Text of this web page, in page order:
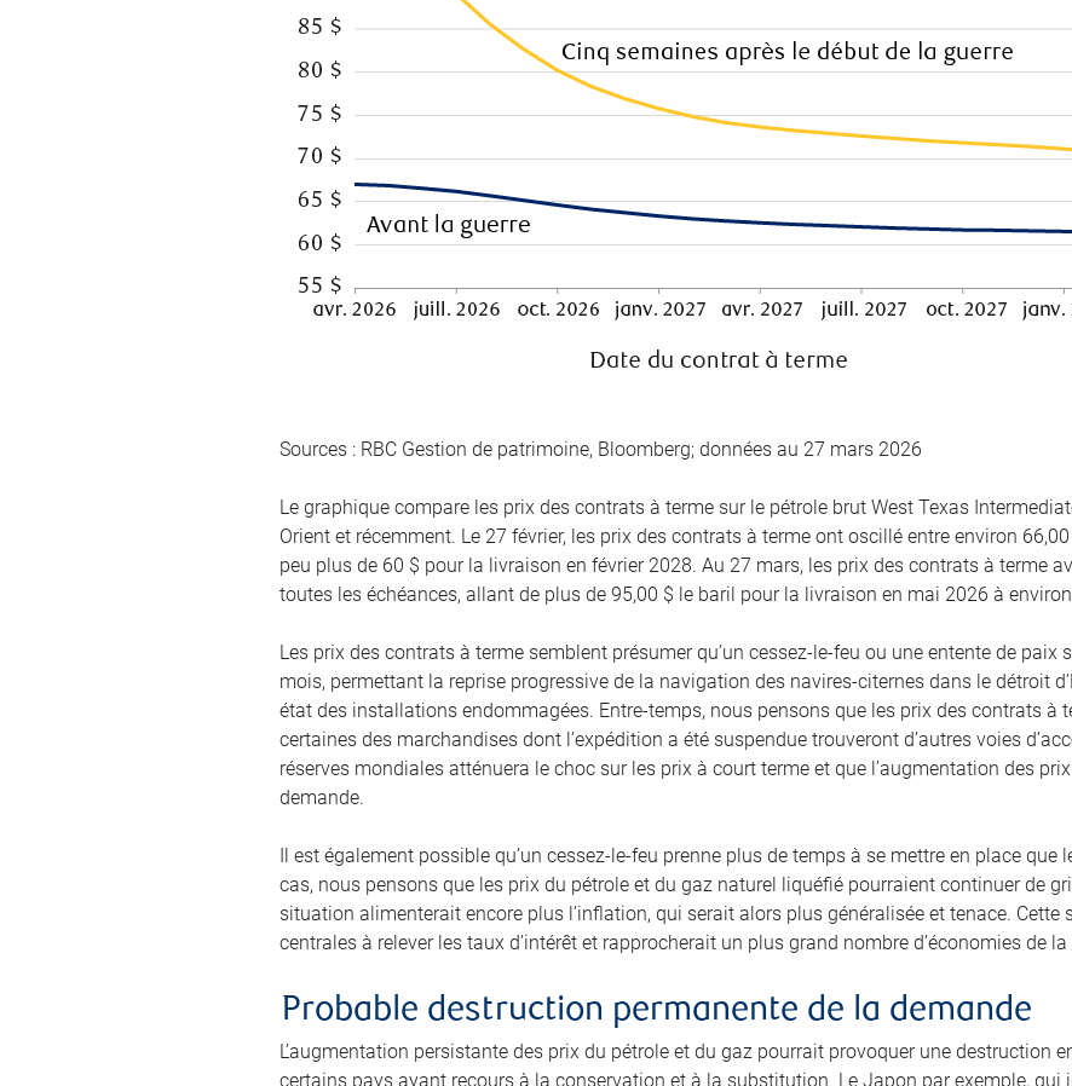
Sources : RBC Gestion de patrimoine, Bloomberg; données au 27 mars 2026
Le graphique compare les prix des contrats à terme sur le pétrole brut West Texas
Orient et récemment. Le 27 février, les prix des contrats à terme ont oscillé entre environ
peu plus de 60 $ pour la livraison en février 2028. Au 27 mars, les prix des contrats à terme
toutes les échéances, allant de plus de 95,00 $ le baril pour la livraison en mai 2026 à
Les prix des contrats à terme semblent présumer qu’un cessez-le-feu ou une entente de
mois, permettant la reprise progressive de la navigation des navires-citernes dans le détroit
état des installations endommagées. Entre-temps, nous pensons que les prix des contrats à
certaines des marchandises dont l’expédition a été suspendue trouveront d’autres voies
réserves mondiales atténuera le choc sur les prix à court terme et que l’augmentation des
demande.
Il est également possible qu’un cessez-le-feu prenne plus de temps à se mettre en place que
cas, nous pensons que les prix du pétrole et du gaz naturel liquéfié pourraient continuer de
situation alimenterait encore plus l’inflation, qui serait alors plus généralisée et tenace.
centrales à relever les taux d’intérêt et rapprocherait un plus grand nombre d’économies de la
Probable destruction permanente de la demande
L’augmentation persistante des prix du pétrole et du gaz pourrait provoquer une destruction
certains pays ayant recours à la conservation et à la substitution. Le Japon par exemple, qui